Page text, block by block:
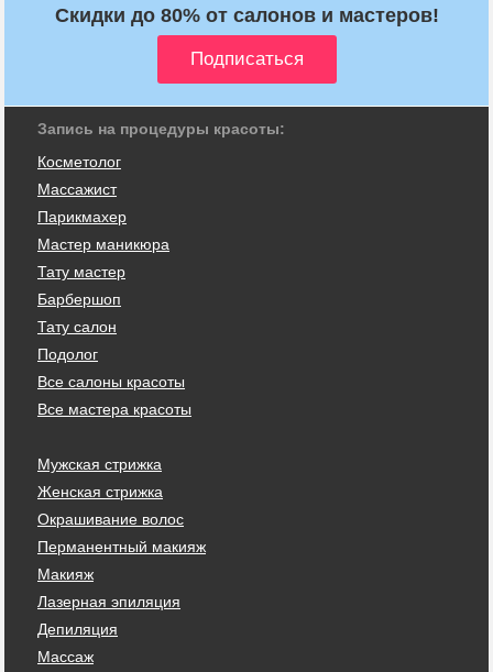
Скидки до 80% от салонов и мастеров!
Запись на процедуры красоты:
Косметолог
Массажист
Парикмахер
Мастер маникюра
Тату мастер
Барбершоп
Тату салон
Подолог
Все салоны красоты
Все мастера красоты
Мужская стрижка
Женская стрижка
Окрашивание волос
Перманентный макияж
Макияж
Лазерная эпиляция
Депиляция
Массаж